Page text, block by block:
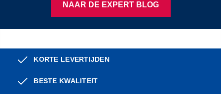
NAAR DE EXPERT BLOG
KORTE LEVERTIJDEN
BESTE KWALITEIT